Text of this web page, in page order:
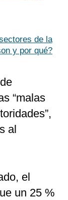
de la
y por qué?
“malas
al
el
un 25 %